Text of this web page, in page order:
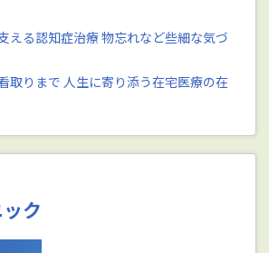
える認知症治療 物忘れなど些細な気づ
取りまで 人生に寄り添う在宅医療の在
ク